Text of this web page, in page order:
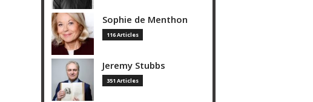
Sophie de Menthon
116 Articles
Jeremy Stubbs
351 Articles